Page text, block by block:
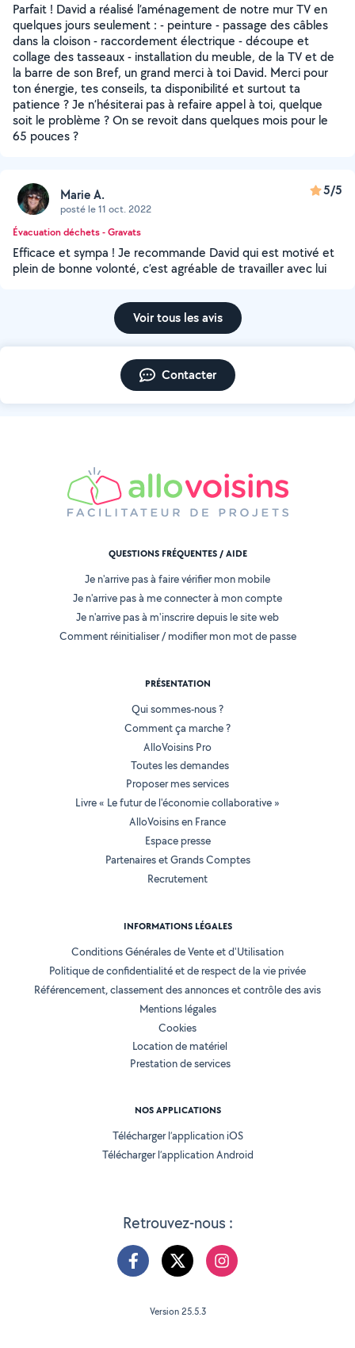
Parfait ! David a réalisé l’aménagement de notre mur TV en
quelques jours seulement : - peinture - passage des câbles
dans la cloison - raccordement électrique - découpe et
collage des tasseaux - installation du meuble, de la TV et de
la barre de son Bref, un grand merci à toi David. Merci pour
ton énergie, tes conseils, ta disponibilité et surtout ta
patience ? Je n’hésiterai pas à refaire appel à toi, quelque
soit le problème ? On se revoit dans quelques mois pour le
65 pouces ?
Marie A.
posté le 11 oct. 2022
5/5
Évacuation déchets - Gravats
Efficace et sympa ! Je recommande David qui est motivé et
plein de bonne volonté, c’est agréable de travailler avec lui
Voir tous les avis
Contacter
Retrouvez-nous :
QUESTIONS FRÉQUENTES / AIDE
Je n'arrive pas à faire vérifier mon mobile
Je n'arrive pas à me connecter à mon compte
Je n'arrive pas à m'inscrire depuis le site web
Comment réinitialiser / modifier mon mot de passe
PRÉSENTATION
Qui sommes-nous ?
Comment ça marche ?
AlloVoisins Pro
Toutes les demandes
Proposer mes services
Livre « Le futur de l'économie collaborative »
AlloVoisins en France
Espace presse
Partenaires et Grands Comptes
Recrutement
INFORMATIONS LÉGALES
Conditions Générales de Vente et d'Utilisation
Politique de confidentialité et de respect de la vie privée
Référencement, classement des annonces et contrôle des avis
Mentions légales
Cookies
Location de matériel
Prestation de services
NOS APPLICATIONS
Télécharger l’application iOS
Télécharger l’application Android
Version 25.5.3